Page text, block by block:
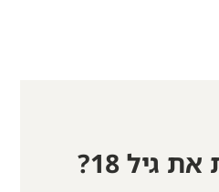
גיל 18?